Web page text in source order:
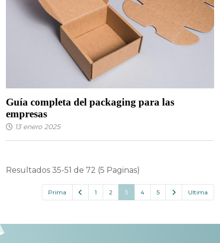
Guía completa del packaging para las
empresas
13 enero 2025
Resultados 35-51 de 72 (5 Paginas)
Prima 1 2 3 4 5 Ultima